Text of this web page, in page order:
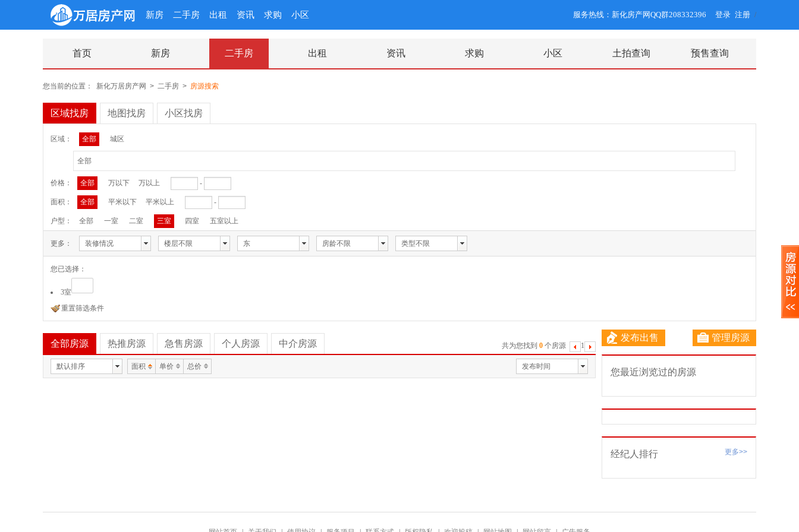
新房 二手房 出租 资讯 求购 小区 服务热线：新化房产网QQ群208332396 登录 /
注册
首页 新房 二手房 出租 资讯 求购 小区 土拍查询 预售查询
您当前的位置： 新化万居房产网 > 二手房 > 房源搜索
区域找房 地图找房 小区找房
区域： 全部 城区
全部
价格： 全部 万以下 万以上 -
面积： 全部 平米以下 平米以上 -
户型： 全部 一室 二室 三室 四室 五室以上
更多： 装修情况 楼层不限 东 房龄不限 类型不限
您已选择：
3室
重置筛选条件
共为您找到 0 个房源 1
下
页
全部房源 热推房源 急售房源 个人房源 中介房源
发布时间
默认排序 面积 单价 总价
发布出售 管理房源
您最近浏览过的房源
更多>>
经纪人排行